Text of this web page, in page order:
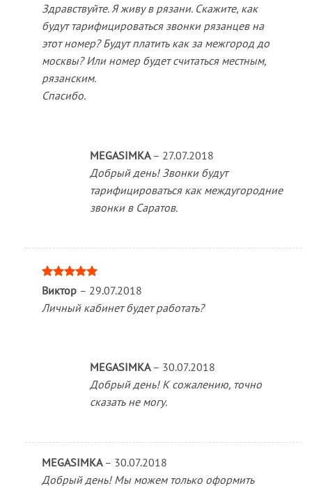
Здравствуйте. Я живу в рязани. Скажите, как
будут тарифицироваться звонки рязанцев на
этот номер? Будут платить как за межгород до
москвы? Или номер будет считаться местным,
рязанским.
Спасибо.
MEGASIMKA – 27.07.2018
Добрый день! Звонки будут
тарифицироваться как междугородние
звонки в Саратов.
Оценка
из 5
Виктор – 29.07.2018
Личный кабинет будет работать?
MEGASIMKA – 30.07.2018
Добрый день! К сожалению, точно
сказать не могу.
MEGASIMKA – 30.07.2018
Добрый день! Мы можем только оформить